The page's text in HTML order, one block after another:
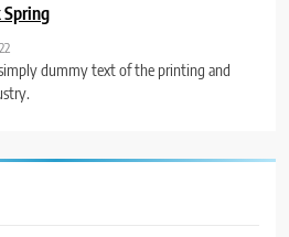
Spring
dummy text of the printing and